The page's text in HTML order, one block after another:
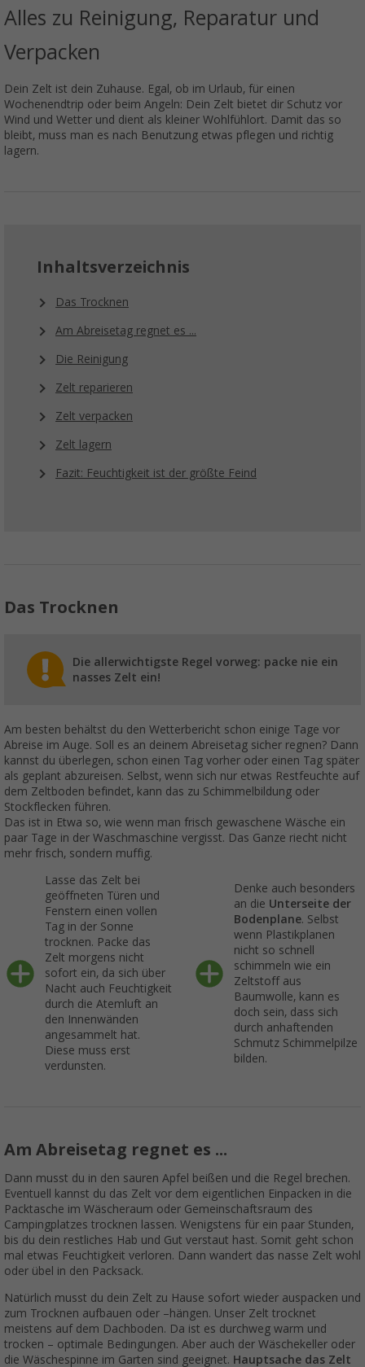
Alles zu Reinigung, Reparatur und
Verpacken
Dein Zelt ist dein Zuhause. Egal, ob im Urlaub, für einen
Wochenendtrip oder beim Angeln: Dein Zelt bietet dir Schutz vor
Wind und Wetter und dient als kleiner Wohlfühlort. Damit das so
bleibt, muss man es nach Benutzung etwas pflegen und richtig
lagern.
Inhaltsverzeichnis
Das Trocknen
Am Abreisetag regnet es ...
Die Reinigung
Zelt reparieren
Zelt verpacken
Zelt lagern
Fazit: Feuchtigkeit ist der größte Feind
Das Trocknen
Die allerwichtigste Regel vorweg: packe nie ein
nasses Zelt ein!
Am besten behältst du den Wetterbericht schon einige Tage vor
Abreise im Auge. Soll es an deinem Abreisetag sicher regnen? Dann
kannst du überlegen, schon einen Tag vorher oder einen Tag später
als geplant abzureisen. Selbst, wenn sich nur etwas Restfeuchte auf
dem Zeltboden befindet, kann das zu Schimmelbildung oder
Stockflecken führen.
Das ist in Etwa so, wie wenn man frisch gewaschene Wäsche ein
paar Tage in der Waschmaschine vergisst. Das Ganze riecht nicht
mehr frisch, sondern muffig.
Lasse das Zelt bei
geöffneten Türen und
Fenstern einen vollen
Tag in der Sonne
trocknen. Packe das
Zelt morgens nicht
sofort ein, da sich über
Nacht auch Feuchtigkeit
durch die Atemluft an
den Innenwänden
angesammelt hat.
Diese muss erst
verdunsten.
Denke auch besonders
an die Unterseite der
Bodenplane. Selbst
wenn Plastikplanen
nicht so schnell
schimmeln wie ein
Zeltstoff aus
Baumwolle, kann es
doch sein, dass sich
durch anhaftenden
Schmutz Schimmelpilze
bilden.
Am Abreisetag regnet es ...
Dann musst du in den sauren Apfel beißen und die Regel brechen.
Eventuell kannst du das Zelt vor dem eigentlichen Einpacken in die
Packtasche im Wäscheraum oder Gemeinschaftsraum des
Campingplatzes trocknen lassen. Wenigstens für ein paar Stunden,
bis du dein restliches Hab und Gut verstaut hast. Somit geht schon
mal etwas Feuchtigkeit verloren. Dann wandert das nasse Zelt wohl
oder übel in den Packsack.
Natürlich musst du dein Zelt zu Hause sofort wieder auspacken und
zum Trocknen aufbauen oder –hängen. Unser Zelt trocknet
meistens auf dem Dachboden. Da ist es durchweg warm und
trocken – optimale Bedingungen. Aber auch der Wäschekeller oder
die Wäschespinne im Garten sind geeignet. Hauptsache das Zelt